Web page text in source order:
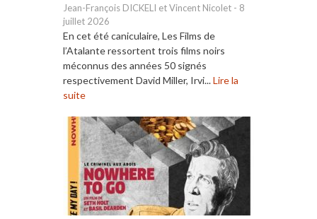
Jean-François DICKELI et Vincent Nicolet - 8
juillet 2026
En cet été caniculaire, Les Films de
l’Atalante ressortent trois films noirs
méconnus des années 50 signés
respectivement David Miller, Irvi...Lire la
suite